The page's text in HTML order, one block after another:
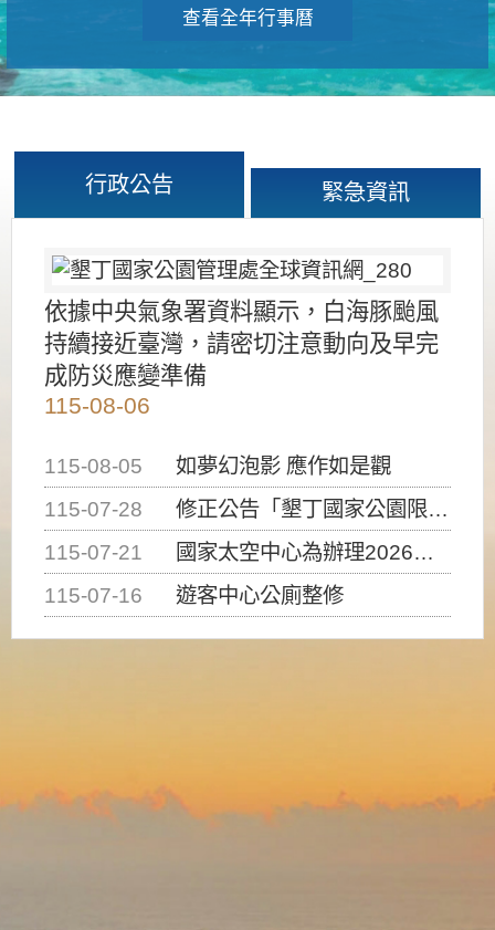
查看全年行事曆
行政公告 緊急資訊
依據中央氣象署資料顯示，白海豚颱風
持續接近臺灣，請密切注意動向及早完
成防災應變準備
115-08-06
115-08-05
如夢幻泡影 應作如是觀
115-07-28
修正公告「墾丁國家公園限制水域遊憩活動之種類、範圍、時間及行為」，自即日生效。
115-07-21
國家太空中心為辦理2026台灣盃火箭競賽，陸、海、空域警戒及協調相關事宜，因颱風備案事宜
115-07-16
遊客中心公廁整修